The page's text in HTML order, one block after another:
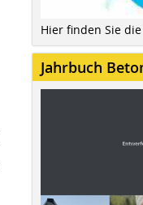
Hier finden Sie
Jahrbuch